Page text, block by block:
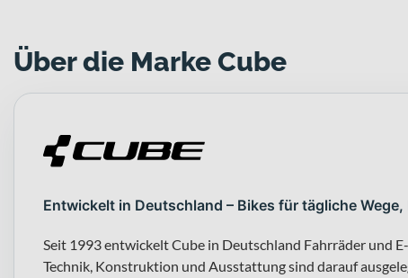
Über die Marke Cube
Entwickelt in Deutschland – Bikes für tägliche
Seit 1993 entwickelt Cube in Deutschland Fahrräder und
Technik, Konstruktion und Ausstattung sind darauf